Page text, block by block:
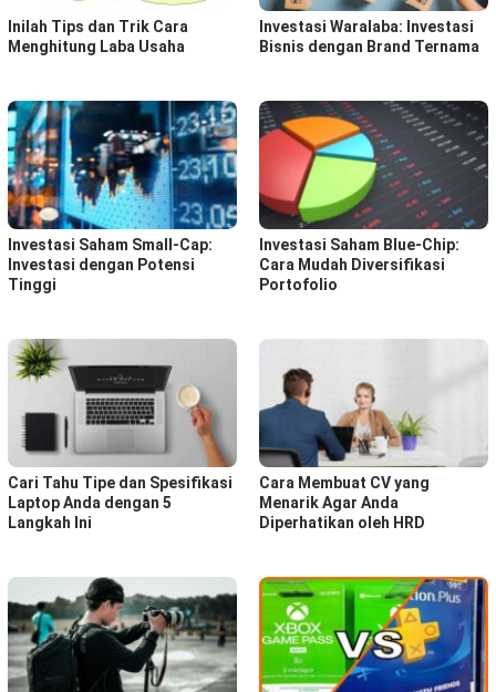
Inilah Tips dan Trik Cara
Menghitung Laba Usaha
Investasi Waralaba: Investasi
Bisnis dengan Brand Ternama
Investasi Saham Small-Cap:
Investasi dengan Potensi
Tinggi
Investasi Saham Blue-Chip:
Cara Mudah Diversifikasi
Portofolio
Cari Tahu Tipe dan Spesifikasi
Laptop Anda dengan 5
Langkah Ini
Cara Membuat CV yang
Menarik Agar Anda
Diperhatikan oleh HRD